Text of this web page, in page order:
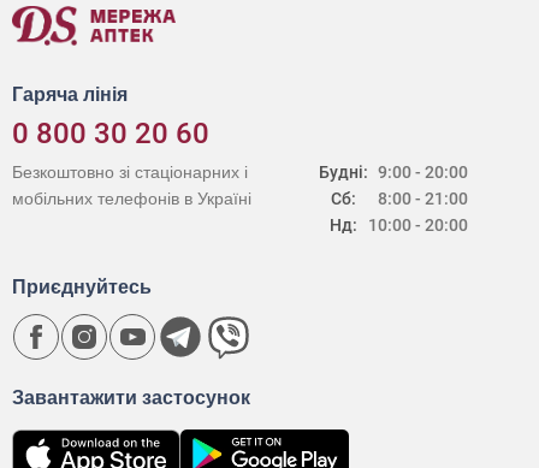
Гаряча лінія
0 800 30 20 60
Будні:
Сб:
Нд:
9:00 - 20:00
8:00 - 21:00
10:00 - 20:00
Безкоштовно зі стаціонарних і
мобільних телефонів в Україні
Завантажити застосунок
Приєднуйтесь